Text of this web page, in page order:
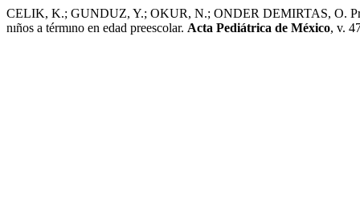
CELIK, K.; GUNDUZ, Y.; OKUR, N.; ONDER DEMIRTAS, O.
nıños a térmıno en edad preescolar. Acta Pediátrica de México, v.